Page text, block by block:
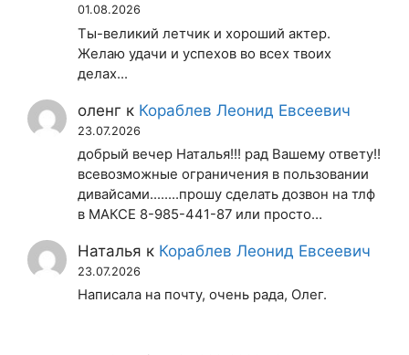
01.08.2026
Ты-великий летчик и хороший актер.
Желаю удачи и успехов во всех твоих
делах...
оленг к Кораблев Леонид Евсеевич
23.07.2026
добрый вечер Наталья!!! рад Вашему ответу!!
всевозможные ограничения в пользовании
дивайсами........прошу сделать дозвон на тлф
в МАКСЕ 8-985-441-87 или просто…
Наталья к Кораблев Леонид Евсеевич
23.07.2026
Написала на почту, очень рада, Олег.